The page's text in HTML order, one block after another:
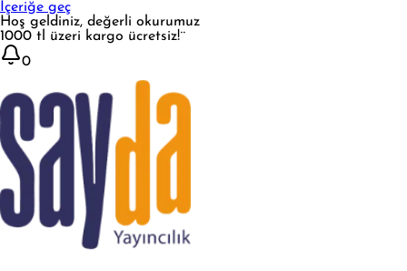
İçeriğe geç
Hoş geldiniz, değerli okurumuz
1000 tl üzeri kargo ücretsiz!¨
0